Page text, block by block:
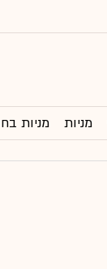
מניות מניות